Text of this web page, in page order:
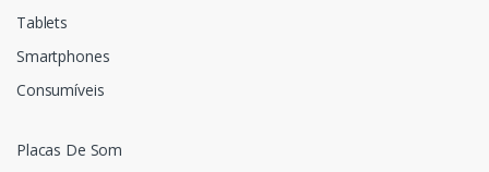
Tablets
Smartphones
Consumíveis
Placas De Som